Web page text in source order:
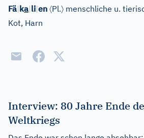
Fä|ka|li|en 〈Pl.〉 menschliche u.
Kot, Harn
Interview: 80 Jahre Ende
Weltkriegs